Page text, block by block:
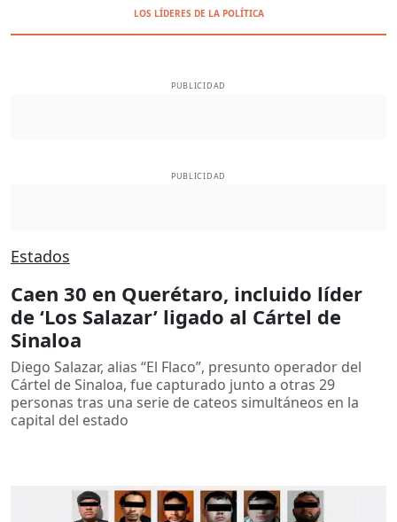
LOS LÍDERES DE LA POLÍTICA
PUBLICIDAD
PUBLICIDAD
Estados
Caen 30 en Querétaro, incluido líder
de ‘Los Salazar’ ligado al Cártel de
Sinaloa
Diego Salazar, alias “El Flaco”, presunto operador del
Cártel de Sinaloa, fue capturado junto a otras 29
personas tras una serie de cateos simultáneos en la
capital del estado